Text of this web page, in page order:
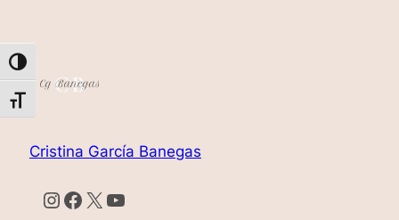
Alternar alto contraste
Alternar tamaño de letra
Cristina García Banegas
InstagramFacebook X YouTube